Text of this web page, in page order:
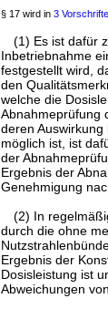
§ 17 wird in 3
(1) Es ist dafür
Inbetriebnahme
festgestellt wird,
den
welche die
Abnahmeprüfung
deren
möglich ist, ist
der
Ergebnis der
Genehmigung
(2) In
durch die ohne
Ergebnis der
Dosisleistung ist
Abweichungen